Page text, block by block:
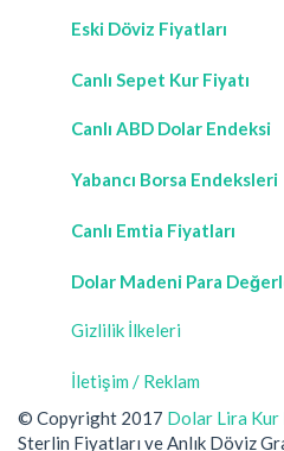
Eski Döviz Fiyatları
Canlı Sepet Kur Fiyatı
Canlı ABD Dolar Endeksi
Yabancı Borsa Endeksleri
Canlı Emtia Fiyatları
Dolar Madeni Para
Gizlilik İlkeleri
İletişim / Reklam
© Copyright 2017 Dolar Lira Kur
Sterlin Fiyatları ve Anlık Döviz